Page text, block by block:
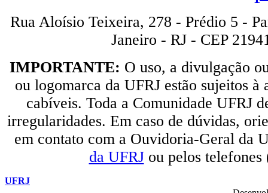
Rua Aloísio Teixeira, 278 - Prédio 5 -
Janeiro - RJ - CEP
IMPORTANTE: O uso, a divulgação
ou logomarca da UFRJ estão sujeitos
cabíveis. Toda a Comunidade UFRJ
irregularidades. Em caso de dúvidas,
em contato com a Ouvidoria-Geral da
da UFRJou pelos telefones
UFRJ